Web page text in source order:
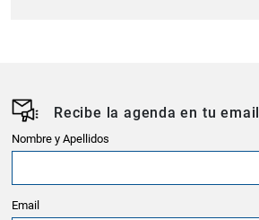
Recibe la agenda en tu email
Nombre y Apellidos
Email